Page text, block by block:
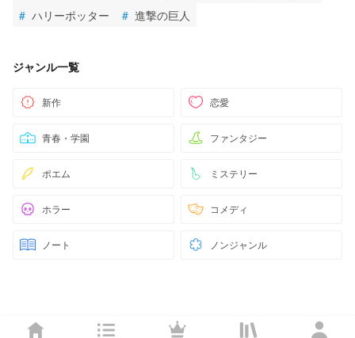
# ハリーポッター # 進撃の巨人
ジャンル一覧
新作 恋愛
青春・学園 ファンタジー
ポエム ミステリー
ホラー コメディ
ノート ノンジャンル